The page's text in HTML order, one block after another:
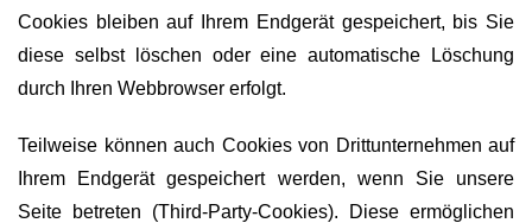
Cookies bleiben auf Ihrem Endgerät gespeichert, bis Sie
diese selbst löschen oder eine automatische Löschung
durch Ihren Webbrowser erfolgt.
Teilweise können auch Cookies von Drittunternehmen auf
Ihrem Endgerät gespeichert werden, wenn Sie unsere
Seite betreten (Third-Party-Cookies). Diese ermöglichen